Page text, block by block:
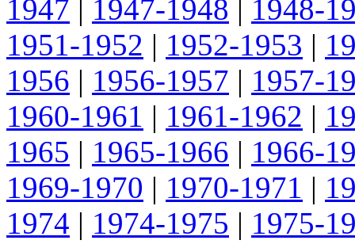
1947 | 1947-1948 | 1948-
1951-1952 | 1952-1953 |
1956 | 1956-1957 | 1957-
1960-1961 | 1961-1962 |
1965 | 1965-1966 | 1966-
1969-1970 | 1970-1971 |
1974 | 1974-1975 | 1975-